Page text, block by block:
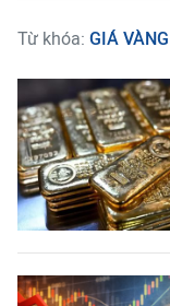
Từ khóa: GIÁ VÀNG